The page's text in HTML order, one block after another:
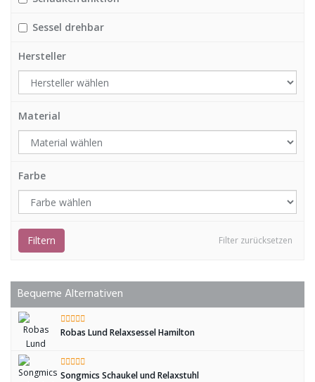
Sessel drehbar
Hersteller
Material
Farbe
Filter zurücksetzen
Filtern
Bequeme Alternativen
Robas Lund Relaxsessel Hamilton
Songmics Schaukel und Relaxstuhl